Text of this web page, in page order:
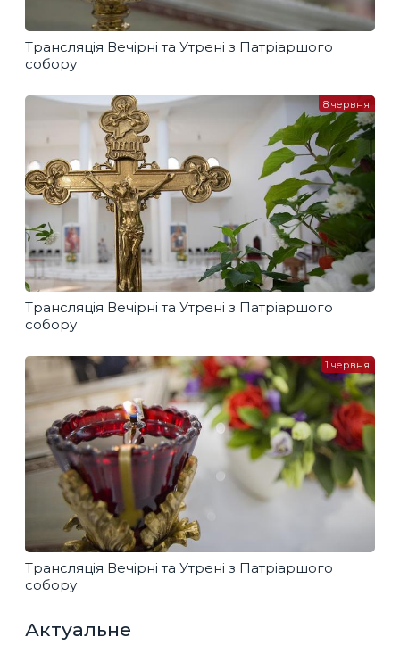
Трансляція Вечірні та Утрені з Патріаршого
собору
Трансляція Вечірні та Утрені з Патріаршого
собору
8 червня
Трансляція Вечірні та Утрені з Патріаршого
собору
1 червня
Актуальне